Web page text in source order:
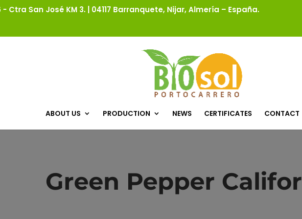
- Ctra San José KM 3. | 04117 Barranquete, Nijar, Almería – España.
ABOUT US PRODUCTION NEWS CERTIFICATES CONTACT
Green Pepper